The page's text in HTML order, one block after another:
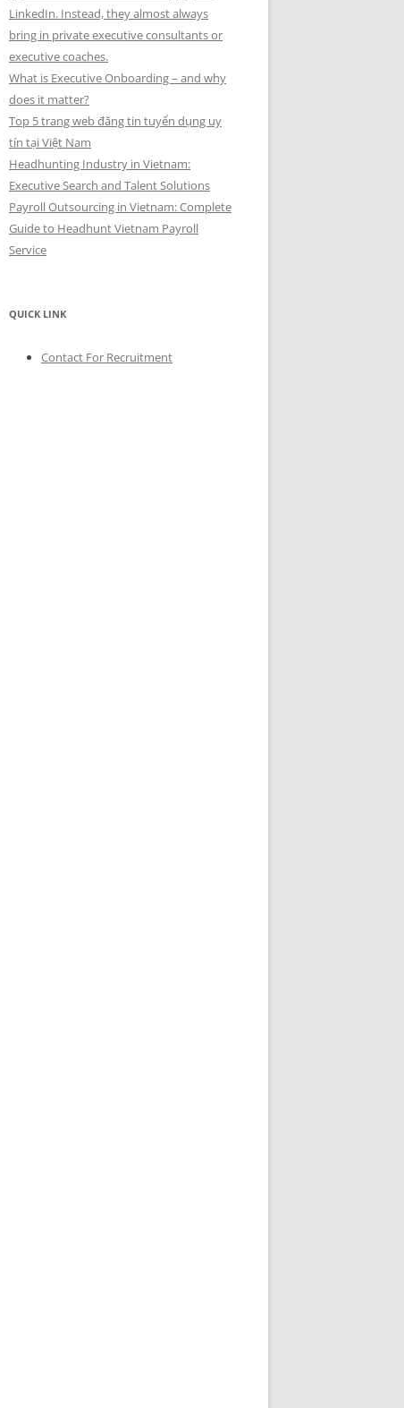
LinkedIn. Instead, they almost always
bring in private executive consultants or
executive coaches.
What is Executive Onboarding – and why
does it matter?
Top 5 trang web đăng tin tuyển dụng uy
tín tại Việt Nam
Headhunting Industry in Vietnam:
Executive Search and Talent Solutions
Payroll Outsourcing in Vietnam: Complete
Guide to Headhunt Vietnam Payroll
Service
QUICK LINK
Contact For Recruitment